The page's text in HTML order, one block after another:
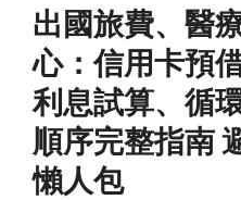
出國旅費、醫
心：信用卡預
利息試算、循
順序完整指南
懶人包